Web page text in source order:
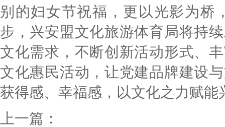
别的妇女节祝福，更以光影为桥
步，兴安盟文化旅游体育局将持
文化需求，不断创新活动形式、
文化惠民活动，让党建品牌建设
获得感、幸福感，以文化之力赋能
上一篇：